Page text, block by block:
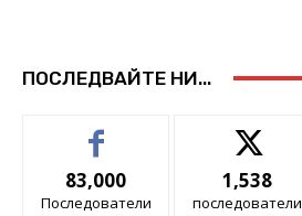
ПОСЛЕДВАЙТЕ НИ...
83,000
Последователи
1,538
последователи